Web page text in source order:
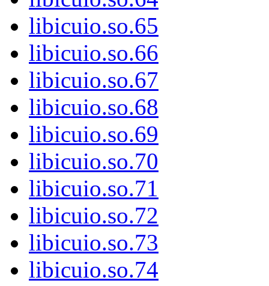
libicuio.so.65
libicuio.so.66
libicuio.so.67
libicuio.so.68
libicuio.so.69
libicuio.so.70
libicuio.so.71
libicuio.so.72
libicuio.so.73
libicuio.so.74